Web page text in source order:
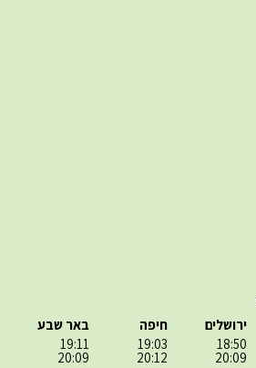
ירושלים
18:50
20:09
חיפה
19:03
20:12
באר שבע
19:11
20:09